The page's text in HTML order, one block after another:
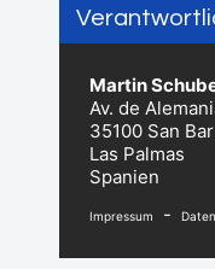
Martin
Av. de
35100 San
Las Palmas
Spanien
Impressum -